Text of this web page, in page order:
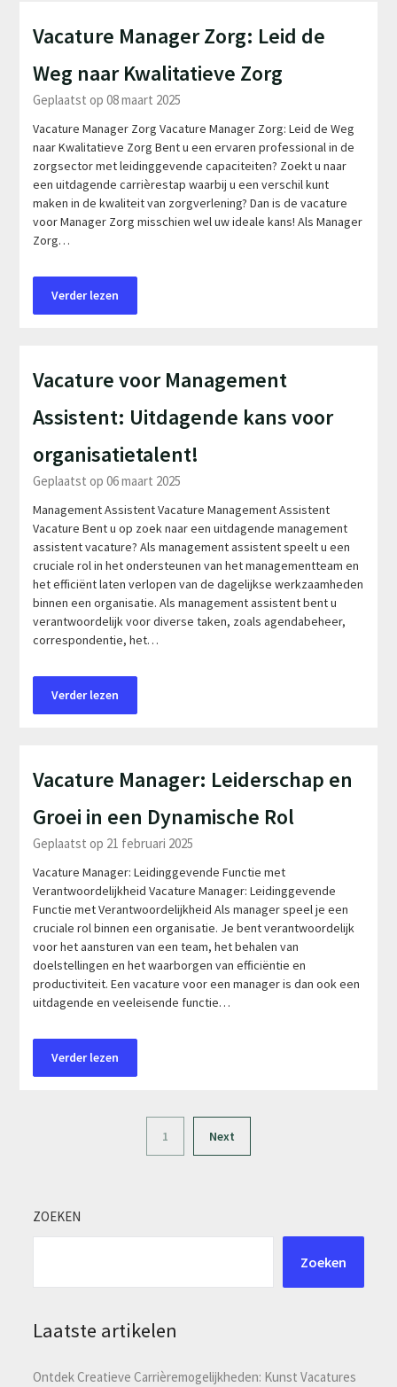
Vacature Manager Zorg: Leid de
Weg naar Kwalitatieve Zorg
Geplaatst op 08 maart 2025
Vacature Manager Zorg Vacature Manager Zorg: Leid de Weg
naar Kwalitatieve Zorg Bent u een ervaren professional in de
zorgsector met leidinggevende capaciteiten? Zoekt u naar
een uitdagende carrièrestap waarbij u een verschil kunt
maken in de kwaliteit van zorgverlening? Dan is de vacature
voor Manager Zorg misschien wel uw ideale kans! Als Manager
Zorg…
Verder lezen
Vacature voor Management
Assistent: Uitdagende kans voor
organisatietalent!
Geplaatst op 06 maart 2025
Management Assistent Vacature Management Assistent
Vacature Bent u op zoek naar een uitdagende management
assistent vacature? Als management assistent speelt u een
cruciale rol in het ondersteunen van het managementteam en
het efficiënt laten verlopen van de dagelijkse werkzaamheden
binnen een organisatie. Als management assistent bent u
verantwoordelijk voor diverse taken, zoals agendabeheer,
correspondentie, het…
Verder lezen
Vacature Manager: Leiderschap en
Groei in een Dynamische Rol
Geplaatst op 21 februari 2025
Vacature Manager: Leidinggevende Functie met
Verantwoordelijkheid Vacature Manager: Leidinggevende
Functie met Verantwoordelijkheid Als manager speel je een
cruciale rol binnen een organisatie. Je bent verantwoordelijk
voor het aansturen van een team, het behalen van
doelstellingen en het waarborgen van efficiëntie en
productiviteit. Een vacature voor een manager is dan ook een
uitdagende en veeleisende functie…
Verder lezen
1 Next
ZOEKEN
Zoeken
Laatste artikelen
Ontdek Creatieve Carrièremogelijkheden: Kunst Vacatures